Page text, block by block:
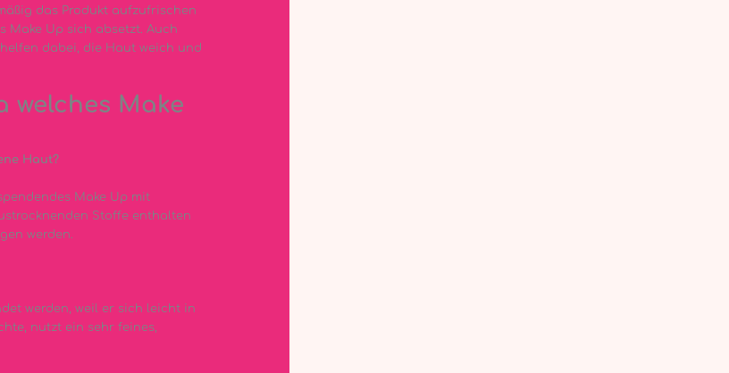
das Produkt aufzufrischen
Make Up sich absetzt. Auch
dabei, die Haut weich und
welches Make
Haut?
Make Up mit
Stoffe enthalten
werden.
werden, weil er sich leicht in
nutzt ein sehr feines,